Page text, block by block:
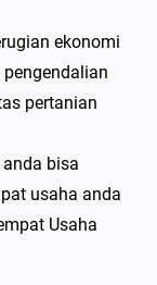
ekonomi
pertanian
anda bisa
usaha anda
Usaha